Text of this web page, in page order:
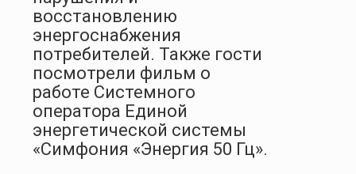
восстановлению
энергоснабжения
потребителей. Также гости
посмотрели фильм о
работе Системного
оператора Единой
энергетической системы
«Симфония «Энергия 50 Гц».